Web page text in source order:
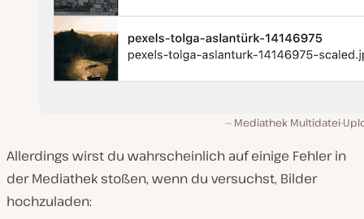
Mediathek Multidatei-
Allerdings wirst du wahrscheinlich auf einige Fehler in
der Mediathek stoßen, wenn du versuchst, Bilder
hochzuladen: